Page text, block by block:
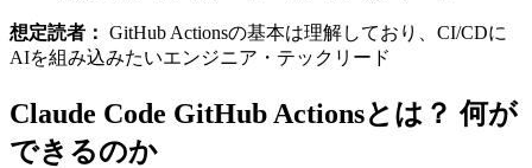
想定読者： GitHub Actionsの基本は理解しており、CI/CDに
AIを組み込みたいエンジニア・テックリード
Claude Code GitHub Actionsとは？ 何が
できるのか